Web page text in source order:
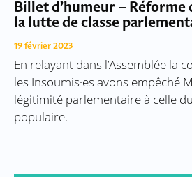
Billet d’humeur – Réforme
la lutte de classe
19 février 2023
En relayant dans l’Assemblée la
les Insoumis·es avons empêché
légitimité parlementaire à celle
populaire.